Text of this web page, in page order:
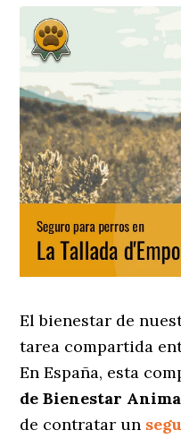
El bienestar de
tarea compartida
En España, esta
de Bienestar
de contratar un